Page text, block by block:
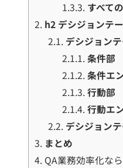
1.3.3. すべて
2. h2 デシジョンテ
2.1. デシジョン
2.1.1.条件部
2.1.2.条件エ
2.1.3.行動部
2.1.4.行動エ
2.2. デシジョン
3. まとめ
4.QA業務効率化な